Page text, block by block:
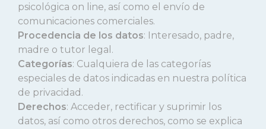
psicológica on line, así como el envío de
comunicaciones comerciales.
Procedencia de los datos: Interesado, padre,
madre o tutor legal.
Categorías: Cualquiera de las categorías
especiales de datos indicadas en nuestra política
de privacidad.
Derechos: Acceder, rectificar y suprimir los
datos, así como otros derechos, como se explica